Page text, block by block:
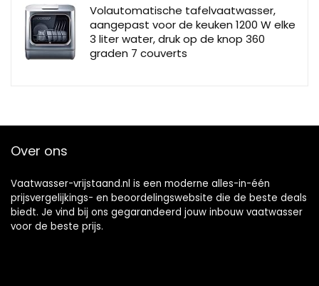
Volautomatische tafelvaatwasser,
aangepast voor de keuken 1200 W elke
3 liter water, druk op de knop 360
graden 7 couverts
Over ons
Vaatwasser-vrijstaand.nl is een moderne alles-in-één
prijsvergelijkings- en beoordelingswebsite die de beste deals
biedt. Je vind bij ons gegarandeerd jouw inbouw vaatwasser
voor de beste prijs.